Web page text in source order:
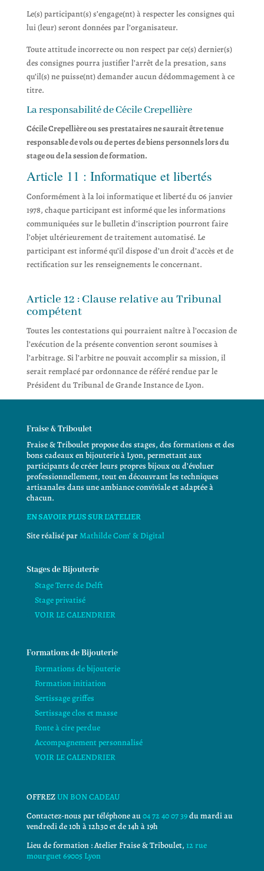
Le(s) participant(s) s’engage(nt) à respecter les consignes qui
lui (leur) seront données par l’organisateur.
Toute attitude incorrecte ou non respect par ce(s) dernier(s)
des consignes pourra justifier l’arrêt de la presation, sans
qu’il(s) ne puisse(nt) demander aucun dédommagement à ce
titre.
La responsabilité de Cécile Crepellière
Cécile Crepellière ou ses prestataires ne saurait être tenue
responsable de vols ou de pertes de biens personnels lors du
stage ou de la session de formation.
Article 11 : Informatique et libertés
Conformément à la loi informatique et liberté du 06 janvier
1978, chaque participant est informé que les informations
communiquées sur le bulletin d’inscription pourront faire
l’objet ultérieurement de traitement automatisé. Le
participant est informé qu’il dispose d’un droit d’accès et de
rectification sur les renseignements le concernant.
Article 12 : Clause relative au Tribunal
compétent
Toutes les contestations qui pourraient naître à l’occasion de
l’exécution de la présente convention seront soumises à
l’arbitrage. Si l’arbitre ne pouvait accomplir sa mission, il
serait remplacé par ordonnance de référé rendue par le
Président du Tribunal de Grande Instance de Lyon.
Fraise & Triboulet
Fraise & Triboulet propose des stages, des formations et des
bons cadeaux en bijouterie à Lyon, permettant aux
participants de créer leurs propres bijoux ou d’évoluer
professionnellement, tout en découvrant les techniques
artisanales dans une ambiance conviviale et adaptée à
chacun.
EN SAVOIR PLUS SUR L’ATELIER
Site réalisé parMathilde Com’ & Digital
Stages de Bijouterie
Stage Terre de Delft
Stage privatisé
VOIR LE CALENDRIER
Formations de Bijouterie
Formations de bijouterie
Formation initiation
Sertissage griffes
Sertissage clos et masse
Fonte à cire perdue
Accompagnement personnalisé
VOIR LE CALENDRIER
OFFREZUN BON CADEAU
Contactez-nous par téléphone au04 72 40 07 39du mardi au
vendredi de 10h à 12h30 et de 14h à 19h
Lieu de formation : Atelier Fraise & Triboulet, 12 rue
mourguet 69005 Lyon